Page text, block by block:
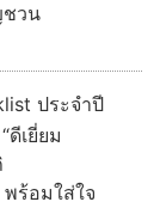
ชวน
ประจำปี
เยี่ยม
ร้อมใส่ใจ